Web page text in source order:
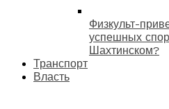
Физкульт-
успешных
Шахтинском?
Транспорт
Власть